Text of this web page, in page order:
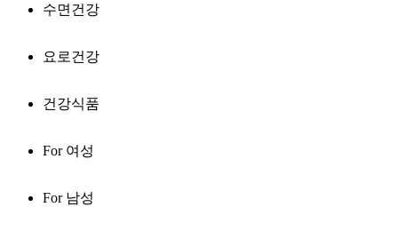
수면건강
요로건강
건강식품
For 여성
For 남성